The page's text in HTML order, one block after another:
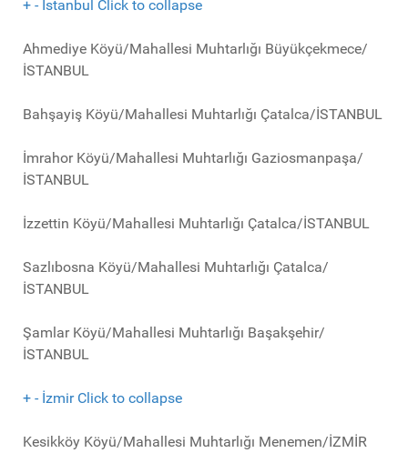
+ - İstanbul Click to collapse
Ahmediye Köyü/Mahallesi Muhtarlığı Büyükçekmece/
İSTANBUL
Bahşayiş Köyü/Mahallesi Muhtarlığı Çatalca/İSTANBUL
İmrahor Köyü/Mahallesi Muhtarlığı Gaziosmanpaşa/
İSTANBUL
İzzettin Köyü/Mahallesi Muhtarlığı Çatalca/İSTANBUL
Sazlıbosna Köyü/Mahallesi Muhtarlığı Çatalca/
İSTANBUL
Şamlar Köyü/Mahallesi Muhtarlığı Başakşehir/
İSTANBUL
+ - İzmir Click to collapse
Kesikköy Köyü/Mahallesi Muhtarlığı Menemen/İZMİR